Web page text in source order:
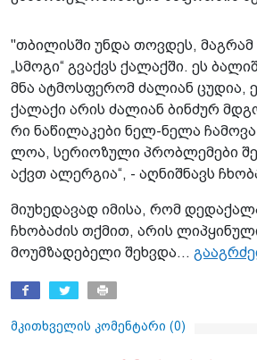
"თბი­ლის­ში უნდა თოვ­დეს,
„სმო­გი“ გვაქვს ქა­ლაქ­ში. ეს
მნა ატ­მოს­ფე­რომ ძა­ლი­ან ცუ­დია,
ქა­ლა­ქი არის ძა­ლი­ან ბინ­ძურ
რი ნა­წი­ლა­კე­ბი ნელ-ნელა
ლოა, სე­რი­ო­ზუ­ლი პრობ­ლე­მე­ბი
აქვთ ალერ­გია“, - აღ­ნიშ­ნავს
მი­უ­ხე­და­ვად იმი­სა, რომ
ჩხო­ბა­ძის თქმით, არის
მო­უმ­ზა­დე­ბე­ლი შეხ­ვდა...
მკითხველის კომენტარი (0)